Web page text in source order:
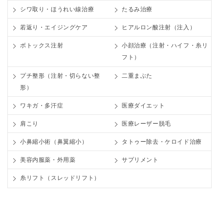
シワ取り・ほうれい線治療 たるみ治療
若返り・エイジングケア ヒアルロン酸注射（注入）
ボトックス注射
小顔治療（注射・ハイフ・糸リ
フト）
プチ整形（注射・切らない整
形）
二重まぶた
ワキガ・多汗症 医療ダイエット
肩こり 医療レーザー脱毛
小鼻縮小術（鼻翼縮小） タトゥー除去・ケロイド治療
美容内服薬・外用薬 サプリメント
糸リフト（スレッドリフト）